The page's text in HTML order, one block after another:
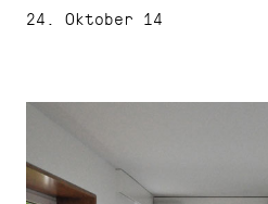
24. Oktober 14